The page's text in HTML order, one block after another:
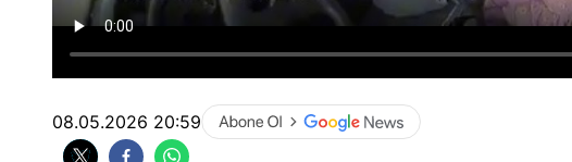
08.05.2026 20:59